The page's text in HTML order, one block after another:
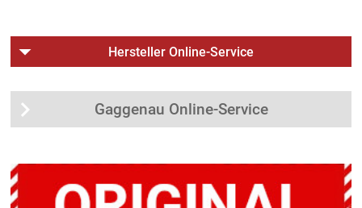
Hersteller Online-Service
Gaggenau Online-Service